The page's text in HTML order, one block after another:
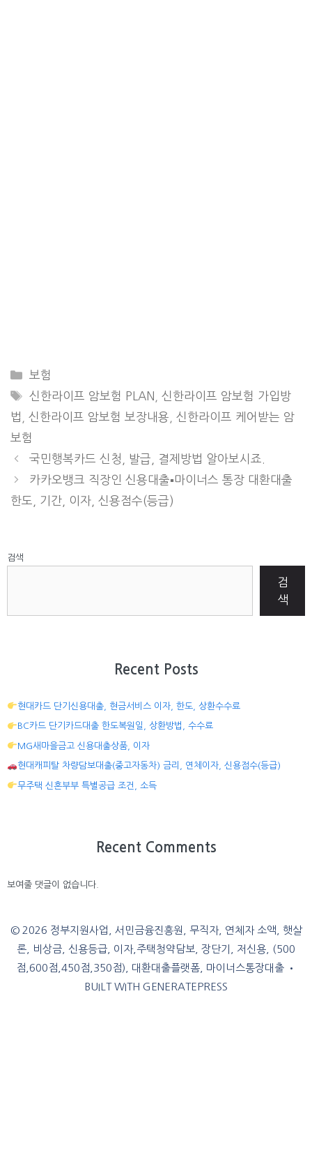
CATEGORIES
보험
TAGS
신한라이프 암보험 PLAN ,신한라이프 암보험 가입방
법
신한라이프 암보험 보장내용
신한라이프 케어받는 암
보험
국민행복카드 신청, 발급, 결제방법 알아보시죠.
카카오뱅크 직장인 신용대출▪마이너스 통장 대환대출
한도, 기간, 이자, 신용점수(등급)
검색
검
색
Recent Posts
현대카드 단기신용대출, 현금서비스 이자, 한도, 상환수수료
BC카드 단기카드대출 한도복원일, 상환방법, 수수료
MG새마을금고 신용대출상품, 이자
현대캐피탈 차량담보대출(중고자동차) 금리, 연체이자, 신용점수(등급)
무주택 신혼부부 특별공급 조건, 소득
Recent Comments
보여줄 댓글이 없습니다.
© 2026 정부지원사업, 서민금융진흥원, 무직자, 연체자 소액, 햇살
론, 비상금, 신용등급, 이자,주택청약담보, 장단기, 저신용, (500
점,600점,450점,350점), 대환대출플랫폼, 마이너스통장대출 •
BUILT WITH GENERATEPRESS